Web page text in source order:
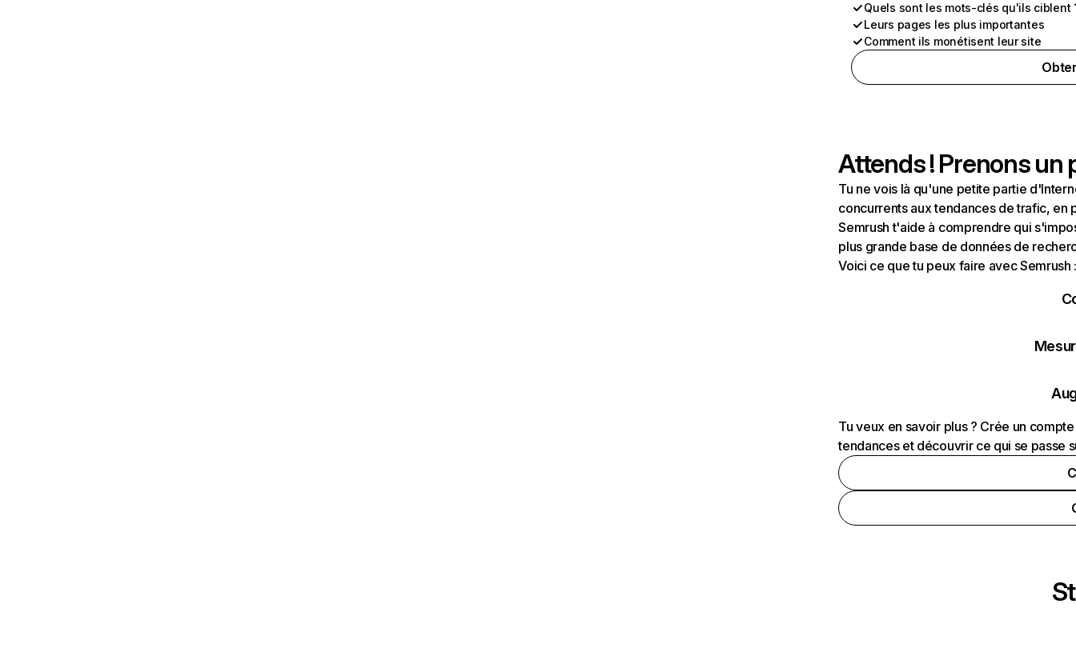
Quels sont les mots-clés qu'ils ciblent
Leurs pages les plus importantes
Comment ils monétisent leur site
Attends ! Prenons un
Tu ne vois là qu'une petite partie
concurrents aux tendances de trafic, en
Semrush t'aide à comprendre qui
plus grande base de données de
Voici ce que tu peux faire avec Semrush
Tu veux en savoir plus ? Crée un
tendances et découvrir ce qui se passe